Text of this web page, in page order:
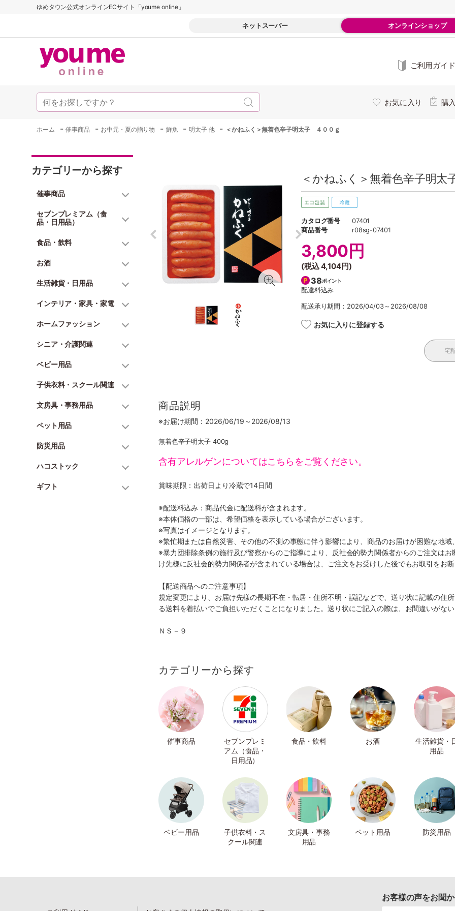
ゆめタウン公式オンラインECサイト「youme online」
ネットスーパー オンラインショップ
ご利用ガイド
お気に入り 購
ホーム -催事商品 - お中元・夏の贈り物 - 鮮魚 -明太子 他 - ＜かねふく＞無着色辛子明太子 ４００ｇ
カテゴリーから探す
催事商品
セブンプレミアム（食
品・日用品）
食品・飲料
お酒
生活雑貨・日用品
インテリア・家具・家電
ホームファッション
シニア・介護関連
ベビー用品
子供衣料・スクール関連
文房具・事務用品
ペット用品
防災用品
ハコストック
ギフト
＜かねふく＞無着色辛子明
カタログ番号
07401
商品番号
r08sg-07401
3,800円
(税込4,104円)
38ポイント
配達料込み
配送承り期間：2026/04/03～2026/08/08
お気に入りに登録する
宅
商品説明
※お届け期間：2026/06/19～2026/08/13
無着色辛子明太子 400g
含有アレルゲンについてはこちらをご覧ください。
賞味期限：出荷日より冷蔵で14日間
※配送料込み：商品代金に配送料が含まれます。
※本体価格の一部は、希望価格を表示している場合がございます。
※写真はイメージとなります。
※繁忙期または自然災害、その他の不測の事態に伴う影響により、商品のお届けが困難な地域
※暴力団排除条例の施行及び警察からのご指導により、反社会的勢力関係者からのご注文は
け先様に反社会的勢力関係者が含まれている場合は、ご注文をお受けした後でもお取引をお
【配送商品へのご注意事項】
規定変更により、お届け先様の長期不在・転居・住所不明・誤記などで、送り状に記載の住
る送料を着払いでご負担いただくことになりました。送り状にご記入の際は、お間違いがな
ＮＳ－９
カテゴリーから探す
催事商品
セブンプレミ
アム（食品・
日用品）
食品・飲料 お酒
生活雑貨・
用品
ベビー用品
子供衣料・ス
クール関連
文房具・事務
用品
ペット用品 防災用品
お客様の声をお聞